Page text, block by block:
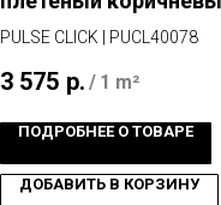
PULSE CLICK | PUCL40078
3 575 р. / 1 m²
ПОДРОБНЕЕ О ТОВАРЕ
ДОБАВИТЬ В КОРЗИНУ